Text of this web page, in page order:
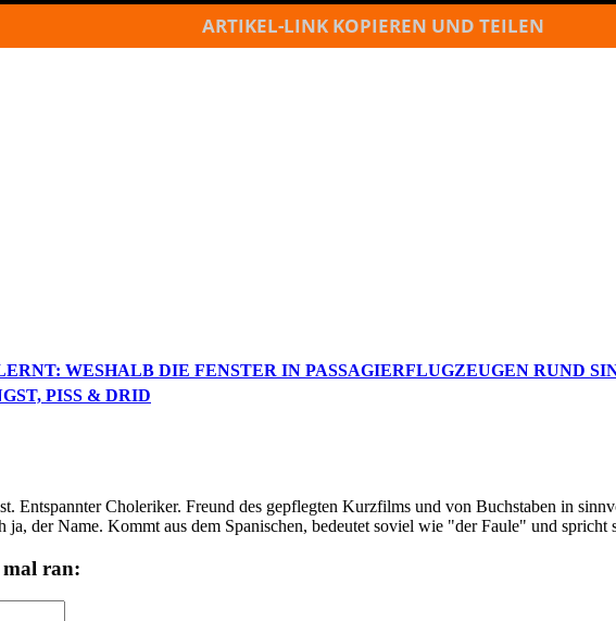
ARTIKEL-LINK KOPIEREN UND TEILEN
WESHALB DIE FENSTER IN PASSAGIERFLUGZEUGEN RUND
PISS & DRID
Entspannter Choleriker. Freund des gepflegten Kurzfilms und von Buchstaben in
ja, der Name. Kommt aus dem Spanischen, bedeutet soviel wie "der Faule" und spricht
mal ran: